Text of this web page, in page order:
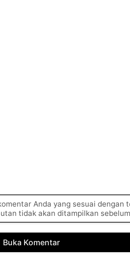
Anda yang sesuai dengan
tidak akan ditampilkan
Buka Komentar